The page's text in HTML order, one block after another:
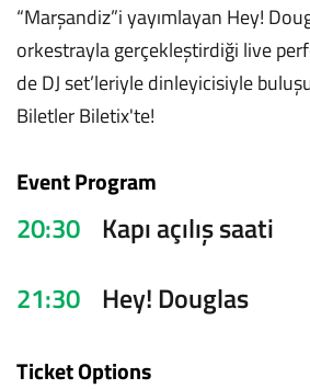
“Marşandiz”i yayımlayan Hey!
orkestrayla gerçekleştirdiği live
de DJ set’leriyle dinleyicisiyle
Biletler Biletix'te!
Event Program
20:30 Kapı açılış saati
21:30 Hey! Douglas
Ticket Options